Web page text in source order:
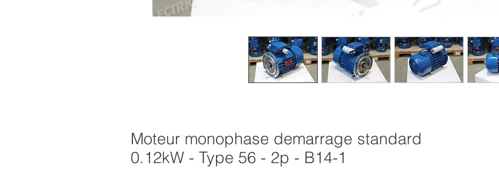
Moteur monophase demarrage standard
0.12kW - Type 56 - 2p - B14-1